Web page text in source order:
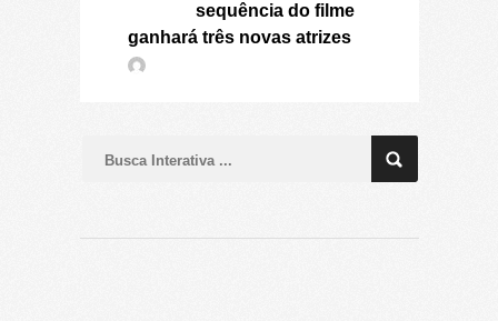
sequência do filme
ganhará três novas atrizes